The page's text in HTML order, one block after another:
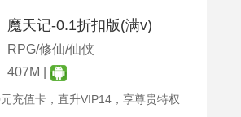
魔天记-0.1折扣版(满v)
RPG/修仙/仙侠
407M |
充值卡，直升VIP14，享尊贵特权